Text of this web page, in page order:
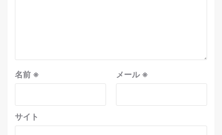
名前 ※ メール※
サイト